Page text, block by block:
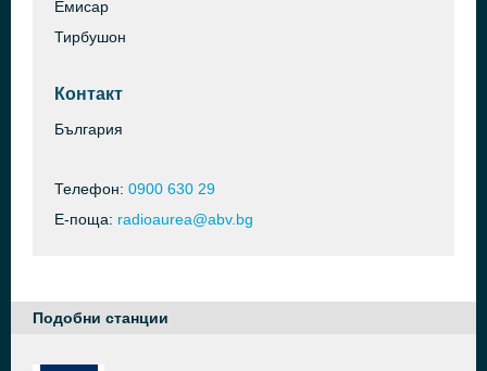
Емисар
Тирбушон
Контакт
България
Телефон: 0900 630 29
Е-поща: radioaurea@abv.bg
Подобни станции